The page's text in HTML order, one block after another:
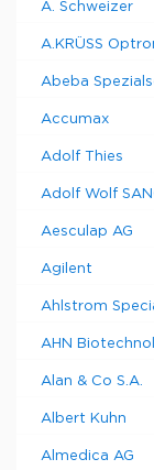
A. Schweizer
A.KRÜSS
Abeba
Accumax
Adolf Thies
Adolf Wolf
Aesculap AG
Agilent
Ahlstrom
AHN
Alan & Co S.A.
Albert Kuhn
Almedica AG